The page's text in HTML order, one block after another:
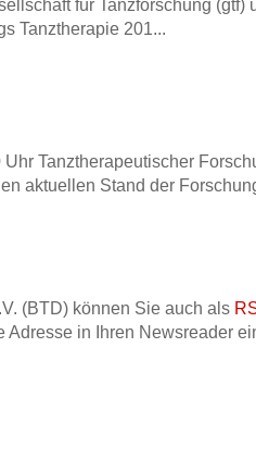
für Tanzforschung (gtf)
Tanztherapie 201...
Tanztherapeutischer
aktuellen Stand der
(BTD) können Sie auch als
in Ihren Newsreader